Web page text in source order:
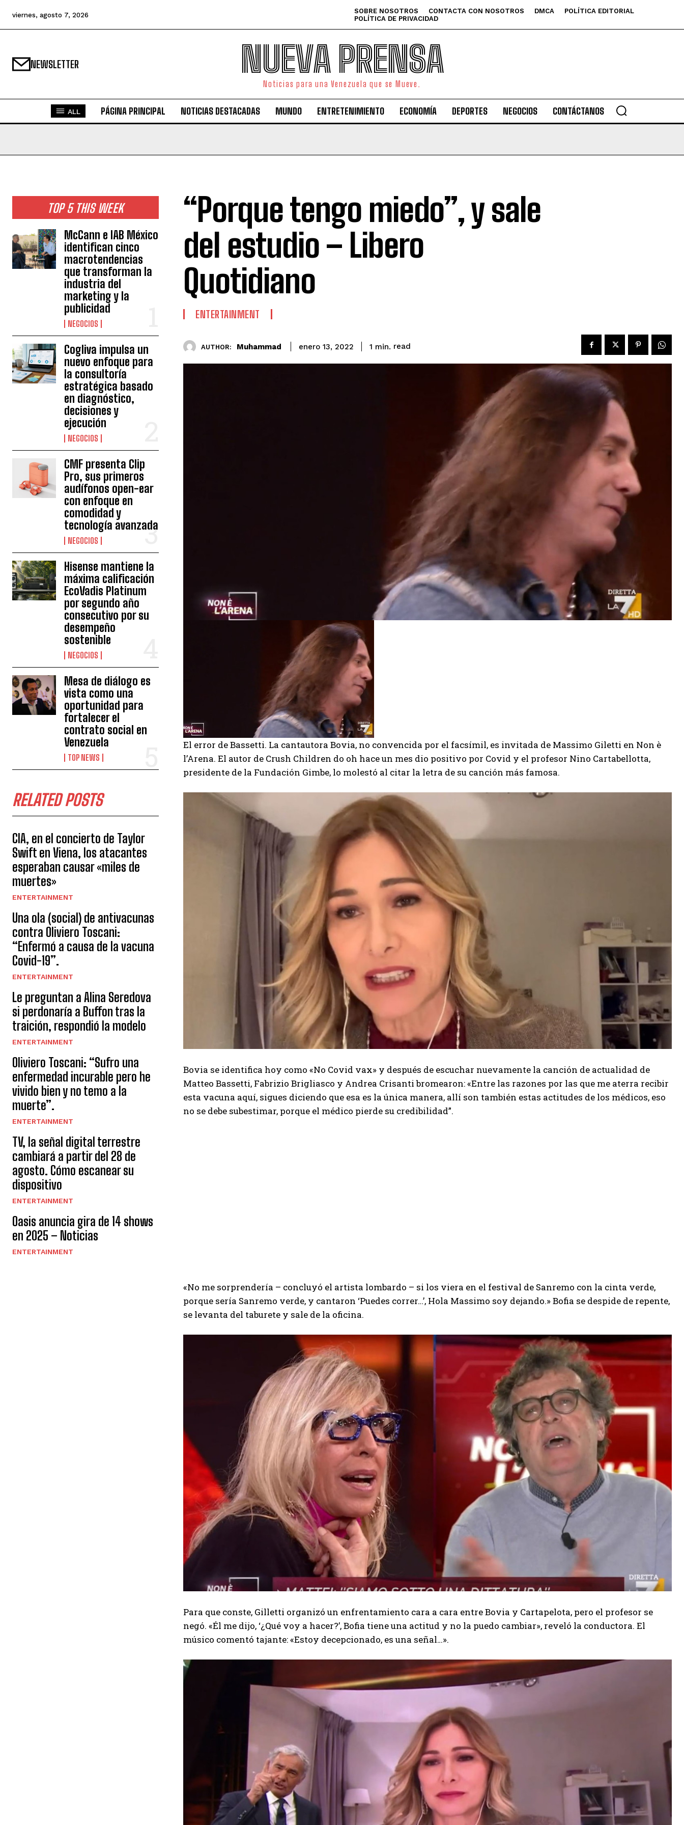
I WANT IN
I've read and accept thePrivacy Policy
Muhammad
viernes, agosto 7, 2026 SOBRE NOSOTROS CONTACTA CON NOSOTROS DMCA
POLÍTICA EDITORIAL
POLÍTICA DE PRIVACIDAD
NEWSLETTER NUEVA PRENSA
Noticias para una Venezuela que se Mueve.
ALL PÁGINA PRINCIPAL NOTICIAS DESTACADAS MUNDO ENTRETENIMIENTO ECONOMÍA DEPORTES NEGOCIOS CONTÁCTANOS
TOP 5 THIS WEEK
McCann e IAB México
identifican cinco
macrotendencias
que transforman la
industria del
marketing y la
publicidad
NEGOCIOS
Cogliva impulsa un
nuevo enfoque para
la consultoría
estratégica basado
en diagnóstico,
decisiones y
ejecución
NEGOCIOS
CMF presenta Clip
Pro, sus primeros
audífonos open-ear
con enfoque en
comodidad y
tecnología avanzada
NEGOCIOS
Hisense mantiene la
máxima calificación
EcoVadis Platinum
por segundo año
consecutivo por su
desempeño
sostenible
NEGOCIOS
Mesa de diálogo es
vista como una
oportunidad para
fortalecer el
contrato social en
Venezuela
TOP NEWS
RELATED POSTS
CIA, en el concierto de Taylor
Swift en Viena, los atacantes
esperaban causar «miles de
muertes»
ENTERTAINMENT
Una ola (social) de antivacunas
contra Oliviero Toscani:
“Enfermó a causa de la vacuna
Covid-19”.
ENTERTAINMENT
Le preguntan a Alina Seredova
si perdonaría a Buffon tras la
traición, respondió la modelo
ENTERTAINMENT
Oliviero Toscani: “Sufro una
enfermedad incurable pero he
vivido bien y no temo a la
muerte”.
ENTERTAINMENT
TV, la señal digital terrestre
cambiará a partir del 28 de
agosto. Cómo escanear su
dispositivo
ENTERTAINMENT
Oasis anuncia gira de 14 shows
en 2025 – Noticias
ENTERTAINMENT
“Porque tengo miedo”, y sale
del estudio – Libero
Quotidiano
ENTERTAINMENT
AUTHOR: Muhammad enero 13, 2022 1 min. read
El error de Bassetti. La cantautora Bovia, no convencida por el facsímil, es invitada de Massimo Giletti en Non è
l’Arena. El autor de Crush Children do oh hace un mes dio positivo por Covid y el profesor Nino Cartabellotta,
presidente de la Fundación Gimbe, lo molestó al citar la letra de su canción más famosa.
Bovia se identifica hoy como «No Covid vax» y después de escuchar nuevamente la canción de actualidad de
Matteo Bassetti, Fabrizio Brigliasco y Andrea Crisanti bromearon: «Entre las razones por las que me aterra recibir
esta vacuna aquí, sigues diciendo que esa es la única manera, allí son también estas actitudes de los médicos, eso
no se debe subestimar, porque el médico pierde su credibilidad”.
«No me sorprendería – concluyó el artista lombardo – si los viera en el festival de Sanremo con la cinta verde,
porque sería Sanremo verde, y cantaron ‘Puedes correr…’, Hola Massimo soy dejando.» Bofia se despide de repente,
se levanta del taburete y sale de la oficina.
Para que conste, Gilletti organizó un enfrentamiento cara a cara entre Bovia y Cartapelota, pero el profesor se
negó. «Él me dijo, ‘¿Qué voy a hacer?’, Bofia tiene una actitud y no la puedo cambiar», reveló la conductora. El
músico comentó tajante: «Estoy decepcionado, es una señal…».